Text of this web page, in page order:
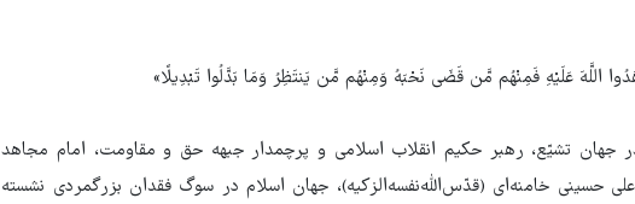
اللَّهَ عَلَیْهِ فَمِنْهُم مَّن قَضَی نَحْبَهُ وَمِنْهُم مَّن یَنتَظِرُ وَمَا بَدَّلُوا تَبْدِیلًا»
جهان تشیّع، رهبر حکیم انقلاب اسلامی و پرچمدار جبهه حق و مقاومت، امام مجاهد
حسینی خامنه‌ای (قدّس‌الله‌نفسه‌الزکیه)، جهان اسلام در سوگ فقدان بزرگمردی نشسته